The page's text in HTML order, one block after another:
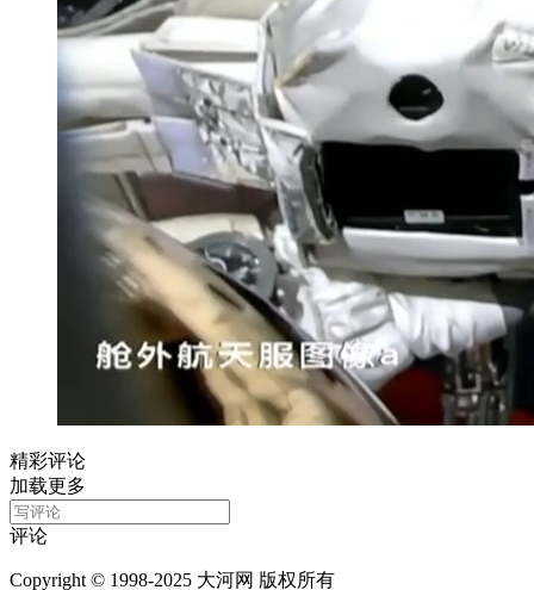
精彩评论
加载更多
评论
Copyright © 1998-2025 大河网 版权所有